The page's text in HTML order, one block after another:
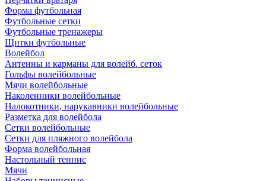
Форма футбольная
Футбольные сетки
Футбольные тренажеры
Щитки футбольные
Волейбол
Антенны и карманы для волейб. сеток
Гольфы волейбольные
Мячи волейбольные
Наколенники волейбольные
Налокотники, нарукавники волейбольные
Разметка для волейбола
Сетки волейбольные
Сетки для пляжного волейбола
Форма волейбольная
Настольный теннис
Мячи